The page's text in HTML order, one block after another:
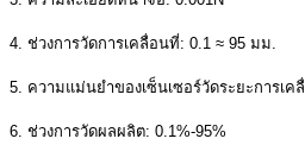
4. ช่วงการวัดการเคลื่อนที่: 0.1 ≈ 95 มม.
5. ความแม่นยำของเซ็นเซอร์วัดระยะการเค
6. ช่วงการวัดผลผลิต: 0.1%-95%